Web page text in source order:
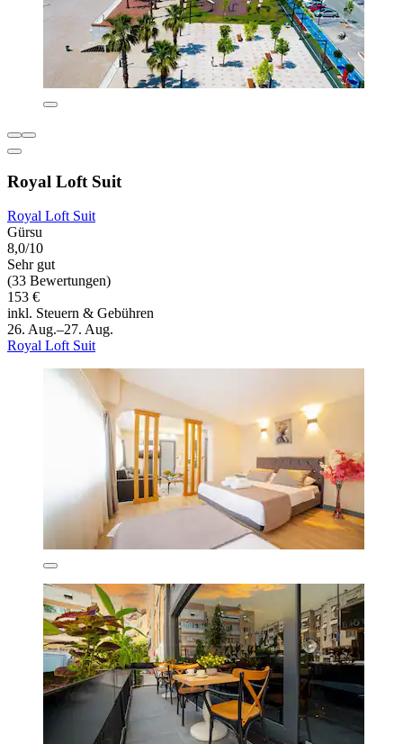
Royal Loft Suit
Royal Loft Suit
Gürsu
8,0/10
Sehr gut
(33 Bewertungen)
153 €
inkl. Steuern & Gebühren
26. Aug.–27. Aug.
Royal Loft Suit